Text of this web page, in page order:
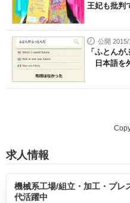
王妃も批判
公開
「ふとん
日本語を
求人情報
機械系工場/組立・加工・プレ
代活躍中